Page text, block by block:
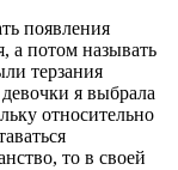
появления
а потом называть
терзания
я выбрала
относительно
то в своей